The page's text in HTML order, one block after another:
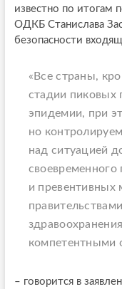
известно по итогам
ОДКБ Станислава
безопасности
«Все страны,
стадии пиковых
эпидемии, при
но
над ситуацией
своевременного
и
компетентными
– говорится в